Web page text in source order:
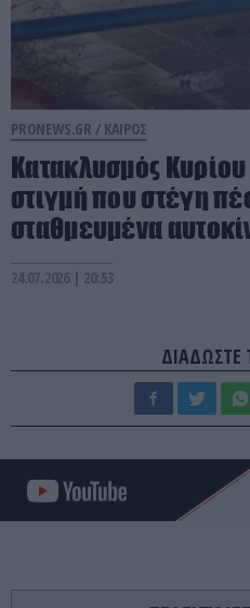
PRONEWS.GR / ΚΑΙΡΟΣ
Κατακλυσμός
στιγμή που στέγη
σταθμευμένα
24.07.2026 | 20:53
ΔΙΑΔΩΣΤΕ